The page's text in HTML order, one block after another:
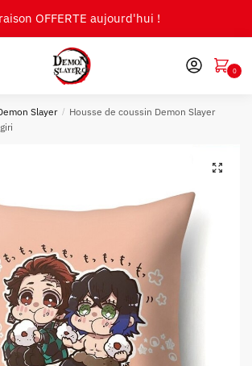
OFFERTE aujourd'hui !
0
Slayer / Housse de coussin Demon Slayer
🔍